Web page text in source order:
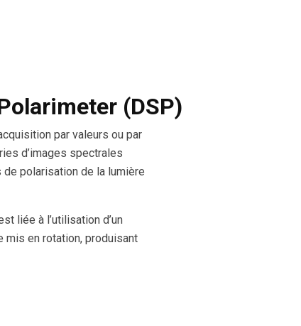
(DSP)
par valeurs ou par
d’images spectrales
polarisation de la lumière
liée à l’utilisation d’un
mis en rotation, produisant